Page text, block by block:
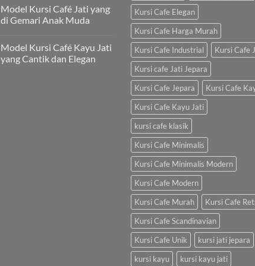
Model Kursi Café Jati yang
di Gemari Anak Muda
Model Kursi Café Kayu Jati
yang Cantik dan Elegan
Kursi Cafe Elegan
Kursi Cafe Harga Murah
Kursi Cafe Industrial
Kursi Cafe
Kursi cafe Jati Jepara
Kursi Cafe Jepara
Kursi Cafe
Kursi Cafe Kayu Jati
kursi cafe klasik
Kursi Cafe Minimalis
Kursi Cafe Minimalis Modern
Kursi Cafe Modern
Kursi Cafe Murah
Kursi Cafe
Kursi Cafe Scandinavian
Kursi Cafe Unik
kursi jati jepara
kursi kayu
kursi kayu jati